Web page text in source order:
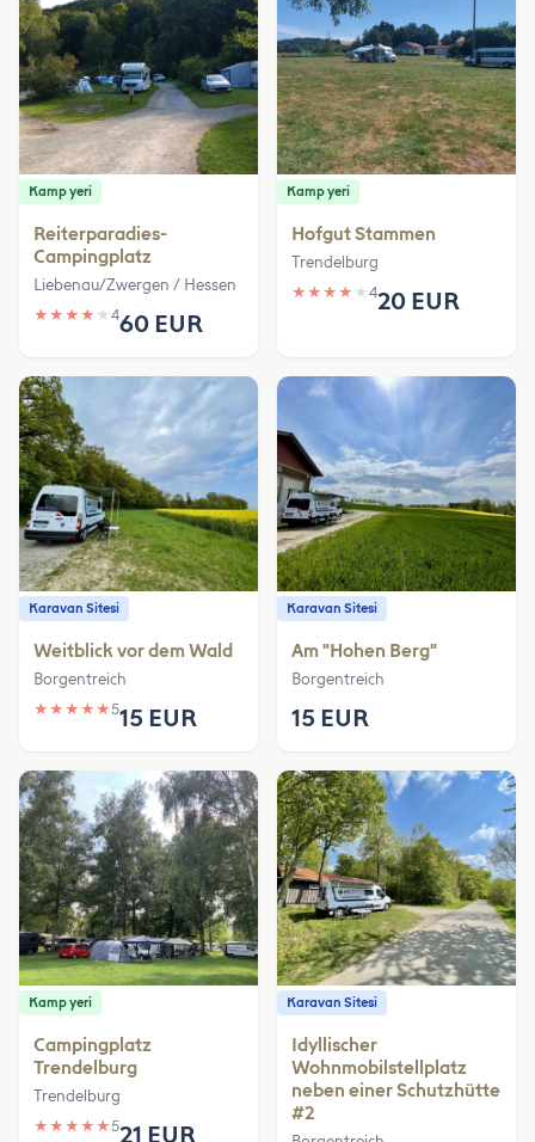
Kamp yeri
Reiterparadies-
Campingplatz
Liebenau/Zwergen / Hessen
★ ★ ★ ★ ★ 460 EUR
Kamp yeri
Hofgut Stammen
Trendelburg
★ ★ ★ ★ ★ 420 EUR
Karavan Sitesi
Weitblick vor dem Wald
Borgentreich
★ ★ ★ ★ ★515 EUR
Karavan Sitesi
Am "Hohen Berg"
Borgentreich
15 EUR
Kamp yeri
Campingplatz
Trendelburg
Trendelburg
★ ★ ★ ★ ★521 EUR
Karavan Sitesi
Idyllischer
Wohnmobilstellplatz
neben einer Schutzhütte
#2